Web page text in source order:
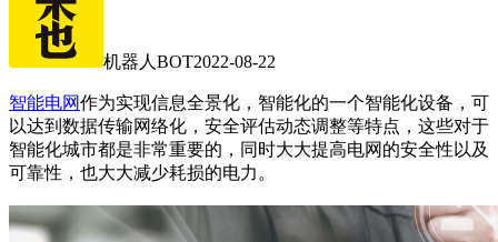
机器人BOT2022-08-22
智能电网作为实现信息全景化，智能化的一个智能化设备，可
以达到数据传输网络化，安全评估动态调整等特点，这些对于
智能化城市都是非常重要的，同时大大提高电网的安全性以及
可靠性，也大大减少耗损的电力。